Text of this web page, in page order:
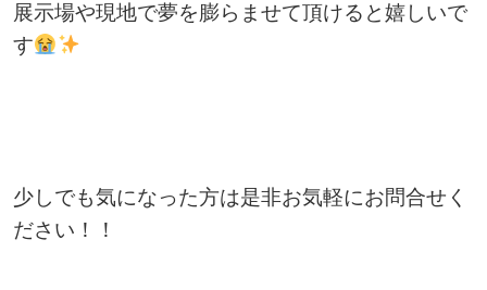
展示場や現地で夢を膨らませて頂けると嬉しいで
す
少しでも気になった方は是非お気軽にお問合せく
ださい！！